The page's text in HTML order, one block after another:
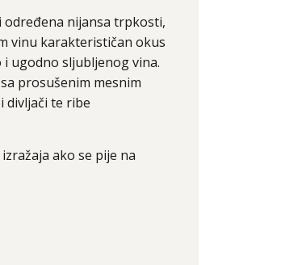
određena nijansa trpkosti,
vinu karakterističan okus
ugodno sljubljenog vina.
prosušenim mesnim
divljači te ribe
ako se pije na